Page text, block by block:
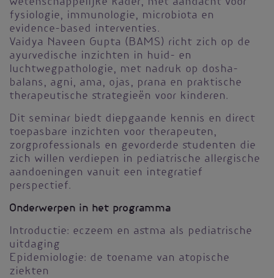
wetenschappelijke kader, met aandacht voor
fysiologie, immunologie, microbiota en
evidence-based interventies.
Vaidya Naveen Gupta (BAMS) richt zich op de
ayurvedische inzichten in huid- en
luchtwegpathologie, met nadruk op dosha-
balans, agni, ama, ojas, prana en praktische
therapeutische strategieën voor kinderen.
Dit seminar biedt diepgaande kennis en direct
toepasbare inzichten voor therapeuten,
zorgprofessionals en gevorderde studenten die
zich willen verdiepen in pediatrische allergische
aandoeningen vanuit een integratief
perspectief.
Onderwerpen in het programma
Introductie: eczeem en astma als pediatrische
uitdaging
Epidemiologie: de toename van atopische
ziekten